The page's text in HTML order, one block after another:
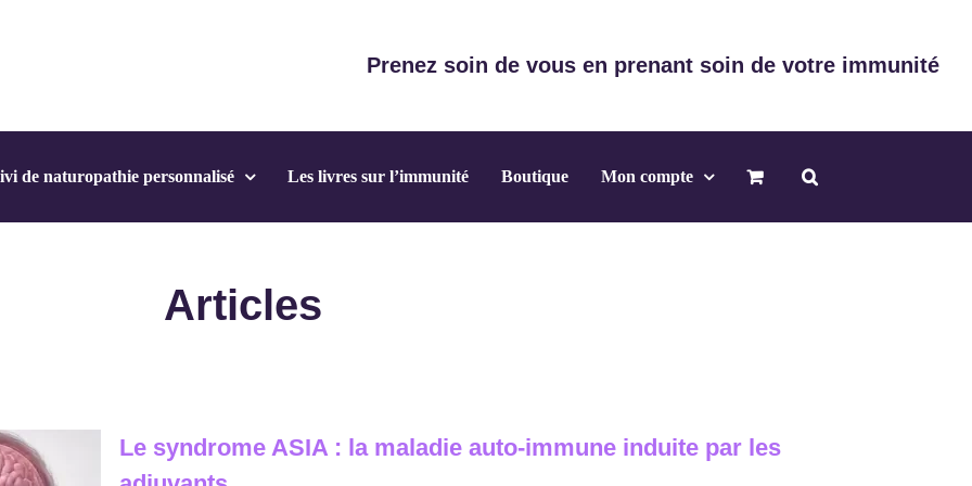
Prenez soin de vous en prenant soin de votre immunité
de naturopathie personnalisé Les livres sur l’immunité Boutique Mon compte
Articles
Le syndrome ASIA : la maladie auto-immune induite par les